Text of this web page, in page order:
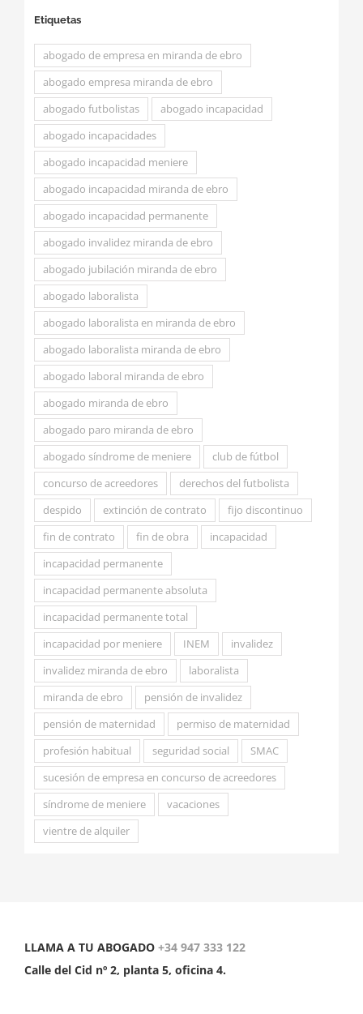
Etiquetas
abogado de empresa en miranda de ebro
abogado empresa miranda de ebro
abogado futbolistas
abogado incapacidad
abogado incapacidades
abogado incapacidad meniere
abogado incapacidad miranda de ebro
abogado incapacidad permanente
abogado invalidez miranda de ebro
abogado jubilación miranda de ebro
abogado laboralista
abogado laboralista en miranda de ebro
abogado laboralista miranda de ebro
abogado laboral miranda de ebro
abogado miranda de ebro
abogado paro miranda de ebro
abogado síndrome de meniere
club de fútbol
concurso de acreedores
derechos del futbolista
despido
extinción de contrato
fijo discontinuo
fin de contrato
fin de obra
incapacidad
incapacidad permanente
incapacidad permanente absoluta
incapacidad permanente total
incapacidad por meniere
INEM
invalidez
invalidez miranda de ebro
laboralista
miranda de ebro
pensión de invalidez
pensión de maternidad
permiso de maternidad
profesión habitual
seguridad social
SMAC
sucesión de empresa en concurso de acreedores
síndrome de meniere
vacaciones
vientre de alquiler
LLAMA A TU ABOGADO +34 947 333 122
Calle del Cid nº 2, planta 5, oficina 4.